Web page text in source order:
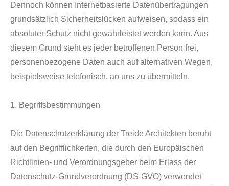
Dennoch können Internetbasierte Datenübertragungen
grundsätzlich Sicherheitslücken aufweisen, sodass ein
absoluter Schutz nicht gewährleistet werden kann. Aus
diesem Grund steht es jeder betroffenen Person frei,
personenbezogene Daten auch auf alternativen Wegen,
beispielsweise telefonisch, an uns zu übermitteln.
1. Begriffsbestimmungen
Die Datenschutzerklärung der Treide Architekten beruht
auf den Begrifflichkeiten, die durch den Europäischen
Richtlinien- und Verordnungsgeber beim Erlass der
Datenschutz-Grundverordnung (DS-GVO) verwendet